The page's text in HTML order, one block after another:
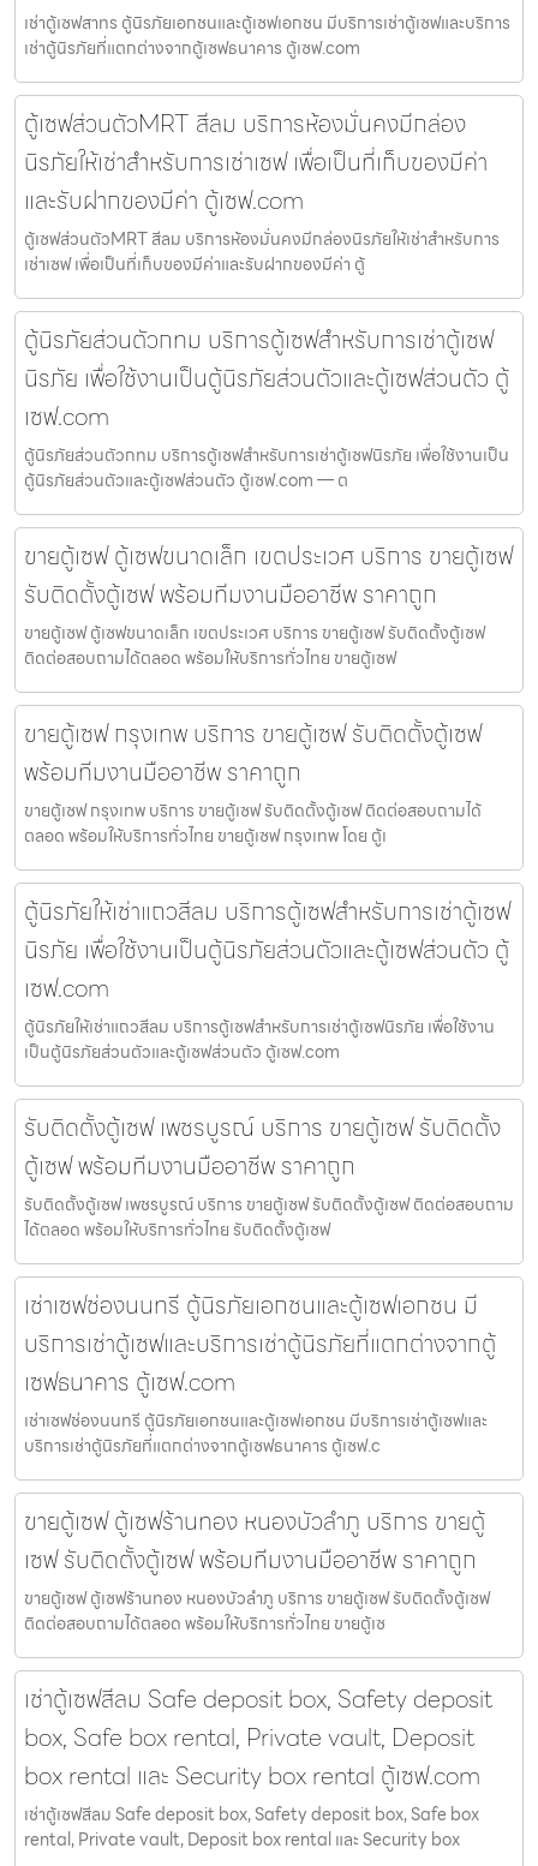
เช่าตู้เซฟสาทร ตู้นิรภัยเอกชนและตู้เซฟเอกชน มีบริการเช่าตู้เซฟและบริการ
เช่าตู้นิรภัยที่แตกต่างจากตู้เซฟธนาคาร ตู้เซฟ.com
ตู้เซฟส่วนตัวMRT สีลม บริการห้องมั่นคงมีกล่อง
นิรภัยให้เช่าสำหรับการเช่าเซฟ เพื่อเป็นที่เก็บของมีค่า
และรับฝากของมีค่า ตู้เซฟ.com
ตู้เซฟส่วนตัวMRT สีลม บริการห้องมั่นคงมีกล่องนิรภัยให้เช่าสำหรับการ
เช่าเซฟ เพื่อเป็นที่เก็บของมีค่าและรับฝากของมีค่า ตู้
ตู้นิรภัยส่วนตัวกทม บริการตู้เซฟสำหรับการเช่าตู้เซฟ
นิรภัย เพื่อใช้งานเป็นตู้นิรภัยส่วนตัวและตู้เซฟส่วนตัว ตู้
เซฟ.com
ตู้นิรภัยส่วนตัวกทม บริการตู้เซฟสำหรับการเช่าตู้เซฟนิรภัย เพื่อใช้งานเป็น
ตู้นิรภัยส่วนตัวและตู้เซฟส่วนตัว ตู้เซฟ.com — ต
ขายตู้เซฟ ตู้เซฟขนาดเล็ก เขตประเวศ บริการ ขายตู้เซฟ
รับติดตั้งตู้เซฟ พร้อมทีมงานมืออาชีพ ราคาถูก
ขายตู้เซฟ ตู้เซฟขนาดเล็ก เขตประเวศ บริการ ขายตู้เซฟ รับติดตั้งตู้เซฟ
ติดต่อสอบถามได้ตลอด พร้อมให้บริการทั่วไทย ขายตู้เซฟ
ขายตู้เซฟ กรุงเทพ บริการ ขายตู้เซฟ รับติดตั้งตู้เซฟ
พร้อมทีมงานมืออาชีพ ราคาถูก
ขายตู้เซฟ กรุงเทพ บริการ ขายตู้เซฟ รับติดตั้งตู้เซฟ ติดต่อสอบถามได้
ตลอด พร้อมให้บริการทั่วไทย ขายตู้เซฟ กรุงเทพ โดย ตู้เ
ตู้นิรภัยให้เช่าแถวสีลม บริการตู้เซฟสำหรับการเช่าตู้เซฟ
นิรภัย เพื่อใช้งานเป็นตู้นิรภัยส่วนตัวและตู้เซฟส่วนตัว ตู้
เซฟ.com
ตู้นิรภัยให้เช่าแถวสีลม บริการตู้เซฟสำหรับการเช่าตู้เซฟนิรภัย เพื่อใช้งาน
เป็นตู้นิรภัยส่วนตัวและตู้เซฟส่วนตัว ตู้เซฟ.com
รับติดตั้งตู้เซฟ เพชรบูรณ์ บริการ ขายตู้เซฟ รับติดตั้ง
ตู้เซฟ พร้อมทีมงานมืออาชีพ ราคาถูก
รับติดตั้งตู้เซฟ เพชรบูรณ์ บริการ ขายตู้เซฟ รับติดตั้งตู้เซฟ ติดต่อสอบถาม
ได้ตลอด พร้อมให้บริการทั่วไทย รับติดตั้งตู้เซฟ
เช่าเซฟช่องนนทรี ตู้นิรภัยเอกชนและตู้เซฟเอกชน มี
บริการเช่าตู้เซฟและบริการเช่าตู้นิรภัยที่แตกต่างจากตู้
เซฟธนาคาร ตู้เซฟ.com
เช่าเซฟช่องนนทรี ตู้นิรภัยเอกชนและตู้เซฟเอกชน มีบริการเช่าตู้เซฟและ
บริการเช่าตู้นิรภัยที่แตกต่างจากตู้เซฟธนาคาร ตู้เซฟ.c
ขายตู้เซฟ ตู้เซฟร้านทอง หนองบัวลำภู บริการ ขายตู้
เซฟ รับติดตั้งตู้เซฟ พร้อมทีมงานมืออาชีพ ราคาถูก
ขายตู้เซฟ ตู้เซฟร้านทอง หนองบัวลำภู บริการ ขายตู้เซฟ รับติดตั้งตู้เซฟ
ติดต่อสอบถามได้ตลอด พร้อมให้บริการทั่วไทย ขายตู้เซ
เช่าตู้เซฟสีลม Safe deposit box, Safety deposit
box, Safe box rental, Private vault, Deposit
box rental และ Security box rental ตู้เซฟ.com
เช่าตู้เซฟสีลม Safe deposit box, Safety deposit box, Safe box
rental, Private vault, Deposit box rental และ Security box